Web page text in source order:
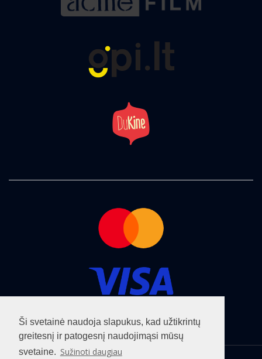
Ši svetainė naudoja slapukus, kad užtikrintų
greitesnį ir patogesnį naudojimąsi mūsų
svetaine. Sužinoti daugiau